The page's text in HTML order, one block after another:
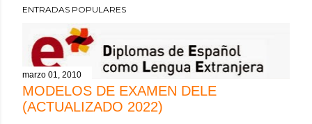
ENTRADAS POPULARES
marzo 01, 2010
MODELOS DE EXAMEN DELE
(ACTUALIZADO 2022)